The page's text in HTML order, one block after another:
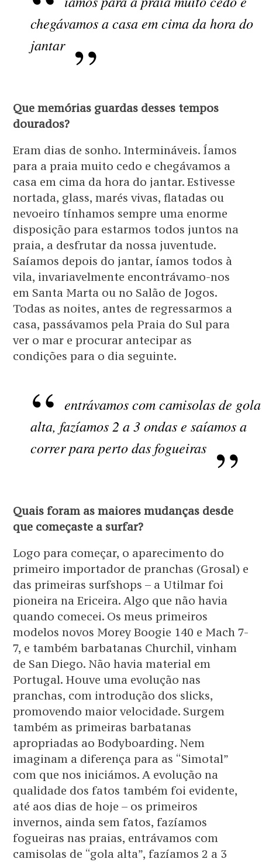
chegávamos a casa em cima da hora do
jantar
Que memórias guardas desses tempos
dourados?
Eram dias de sonho. Intermináveis. Íamos
para a praia muito cedo e chegávamos a
casa em cima da hora do jantar. Estivesse
nortada, glass, marés vivas, flatadas ou
nevoeiro tínhamos sempre uma enorme
disposição para estarmos todos juntos na
praia, a desfrutar da nossa juventude.
Saíamos depois do jantar, íamos todos à
vila, invariavelmente encontrávamo-nos
em Santa Marta ou no Salão de Jogos.
Todas as noites, antes de regressarmos a
casa, passávamos pela Praia do Sul para
ver o mar e procurar antecipar as
condições para o dia seguinte.
entrávamos com camisolas de gola
alta, fazíamos 2 a 3 ondas e saíamos a
correr para perto das fogueiras
Quais foram as maiores mudanças desde
que começaste a surfar?
Logo para começar, o aparecimento do
primeiro importador de pranchas (Grosal) e
das primeiras surfshops – a Utilmar foi
pioneira na Ericeira. Algo que não havia
quando comecei. Os meus primeiros
modelos novos Morey Boogie 140 e Mach 7-
7, e também barbatanas Churchil, vinham
de San Diego. Não havia material em
Portugal. Houve uma evolução nas
pranchas, com introdução dos slicks,
promovendo maior velocidade. Surgem
também as primeiras barbatanas
apropriadas ao Bodyboarding. Nem
imaginam a diferença para as “Simotal”
com que nos iniciámos. A evolução na
qualidade dos fatos também foi evidente,
até aos dias de hoje – os primeiros
invernos, ainda sem fatos, fazíamos
fogueiras nas praias, entrávamos com
camisolas de “gola alta”, fazíamos 2 a 3